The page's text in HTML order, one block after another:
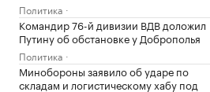
Политика
Командир 76-й дивизии ВДВ доложил
Путину об обстановке у Доброполья
Политика
Минобороны заявило об ударе по
складам и логистическому хабу под